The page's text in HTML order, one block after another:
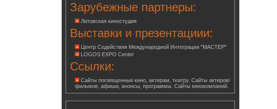
Зарубежные партнеры:
Литовская киностудия
Выставки и презентациии:
Центр Содействия Международной Интеграции "МАСТЕР"
LOGOS EXPO Center
Ссылки:
Сайты посвященные кино, актерам, театру. Сайты актеров/
фильмов, афиши, анонсы, программы. Сайты кинокомпаний.